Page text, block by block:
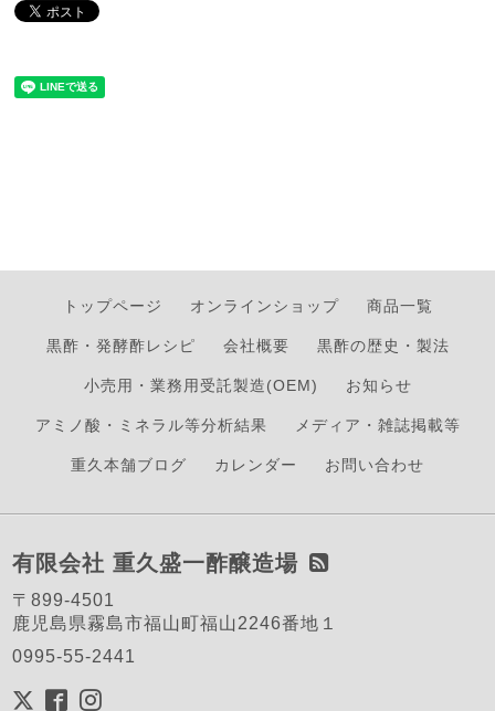
トップページ オンラインショップ 商品一覧
黒酢・発酵酢レシピ 会社概要 黒酢の歴史・製法
小売用・業務用受託製造(OEM) お知らせ
アミノ酸・ミネラル等分析結果 メディア・雑誌掲載等
重久本舗ブログ カレンダー お問い合わせ
有限会社 重久盛一酢醸造場
〒899-4501
鹿児島県霧島市福山町福山2246番地１
0995-55-2441